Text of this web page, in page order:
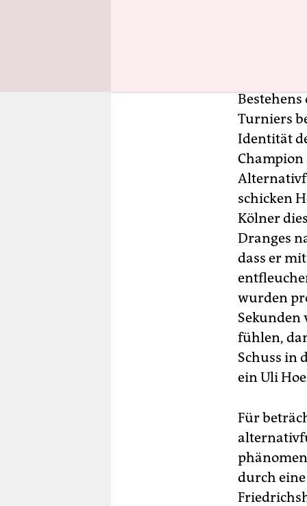
Dass
in der
Turniers
Identität
Champion
schicken
Kölner
Dranges
dass er
wurden
Sekunden
fühlen,
Schuss in
ein Uli
Für
durch